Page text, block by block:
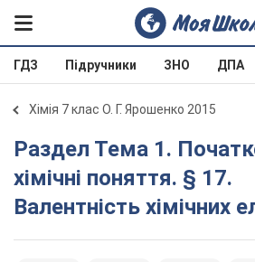
ГДЗ Підручники ЗНО ДПА
Хімія 7 клас О. Г. Ярошенко 2015
Раздел Тема 1. Початкові
хімічні поняття. § 17.
Валентність хімічних